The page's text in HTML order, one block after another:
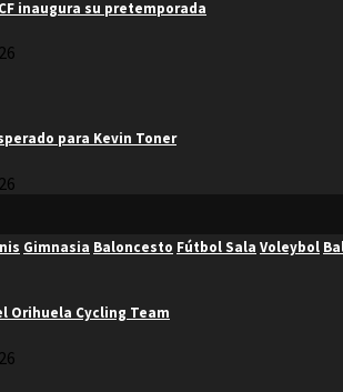
inaugura su pretemporada
para Kevin Toner
Gimnasia Baloncesto Fútbol Sala Voleybol
Orihuela Cycling Team